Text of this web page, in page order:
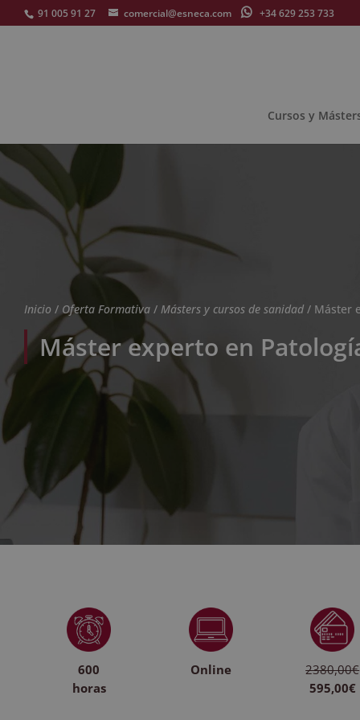
91 005 91 27 comercial@esneca.com +34 629 253 733
Cursos y
Inicio / Oferta Formativa / Másters y cursos de sanidad / Máster
Máster experto en
600
horas
Online
2380,00€
595,00€